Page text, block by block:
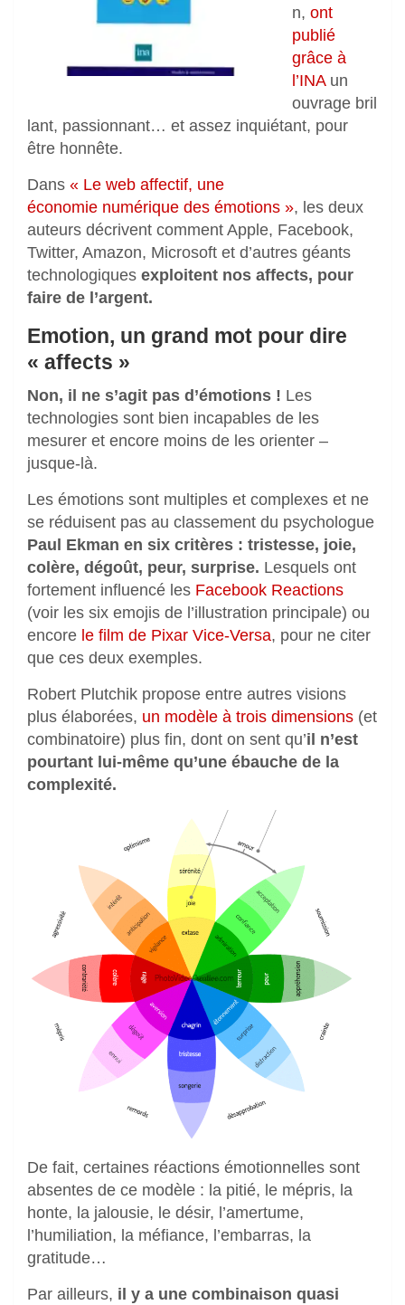
n, ont
publié
grâce à
l’INAun
ouvrage bril
lant, passionnant… et assez inquiétant, pour
être honnête.
Dans « Le web affectif, une
économie numérique des émotions », les deux
auteurs décrivent comment Apple, Facebook,
Twitter, Amazon, Microsoft et d’autres géants
technologiques exploitent nos affects, pour
faire de l’argent.
Emotion, un grand mot pour dire
« affects »
Non, il ne s’agit pas d’émotions ! Les
technologies sont bien incapables de les
mesurer et encore moins de les orienter –
jusque-là.
Les émotions sont multiples et complexes et ne
se réduisent pas au classement du psychologue
Paul Ekman en six critères : tristesse, joie,
colère, dégoût, peur, surprise. Lesquels ont
fortement influencé les Facebook Reactions
(voir les six emojis de l’illustration principale) ou
encore le film de Pixar Vice-Versa, pour ne citer
que ces deux exemples.
Robert Plutchik propose entre autres visions
plus élaborées, un modèle à trois dimensions (et
combinatoire) plus fin, dont on sent qu’il n’est
pourtant lui-même qu’une ébauche de la
complexité.
De fait, certaines réactions émotionnelles sont
absentes de ce modèle : la pitié, le mépris, la
honte, la jalousie, le désir, l’amertume,
l’humiliation, la méfiance, l’embarras, la
gratitude…
Par ailleurs, il y a une combinaison quasi